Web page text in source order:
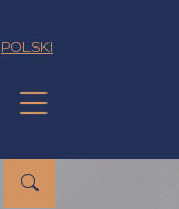
POLSKI
Submenu